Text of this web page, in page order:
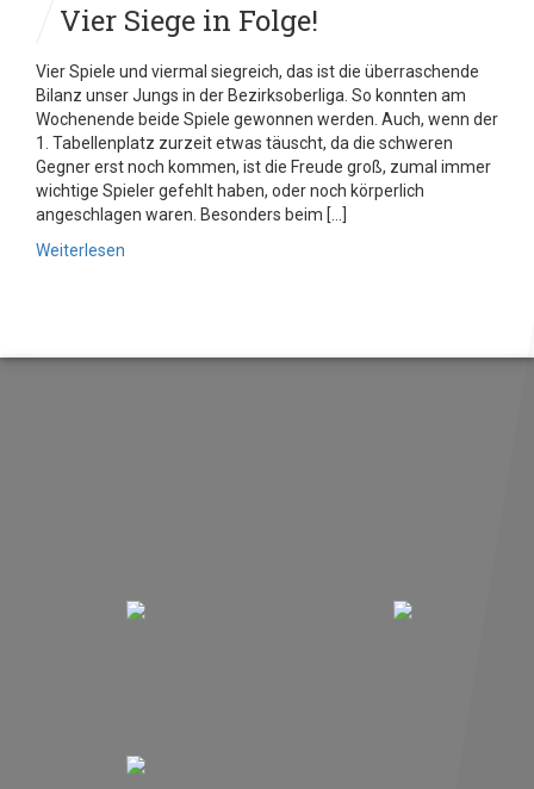
Vier Siege in Folge!
Vier Spiele und viermal siegreich, das ist die überraschende
Bilanz unser Jungs in der Bezirksoberliga. So konnten am
Wochenende beide Spiele gewonnen werden. Auch, wenn der
1. Tabellenplatz zurzeit etwas täuscht, da die schweren
Gegner erst noch kommen, ist die Freude groß, zumal immer
wichtige Spieler gefehlt haben, oder noch körperlich
angeschlagen waren. Besonders beim […]
Weiterlesen